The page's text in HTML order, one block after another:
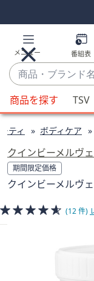
Links
Links2
メニュー 番組表
商
品・
ブ
ラ
ン
名
か
ら
す
候
補
利
用
可
能
場
商品を探す TSV
ティ ボディケア
クインビーメルヴェ
期間限定価格
クインビーメルヴ
(12 件)